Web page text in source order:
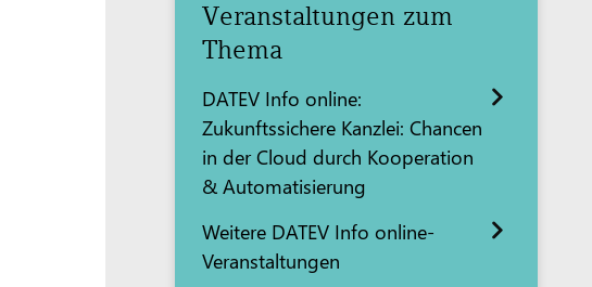
Veranstaltungen zum
Thema
DATEV Info online:
Zukunftssichere Kanzlei: Chancen
in der Cloud durch Kooperation
& Automatisierung
Weitere DATEV Info online-
Veranstaltungen